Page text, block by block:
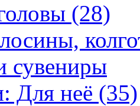
(28)
сувениры
Для неё (35)